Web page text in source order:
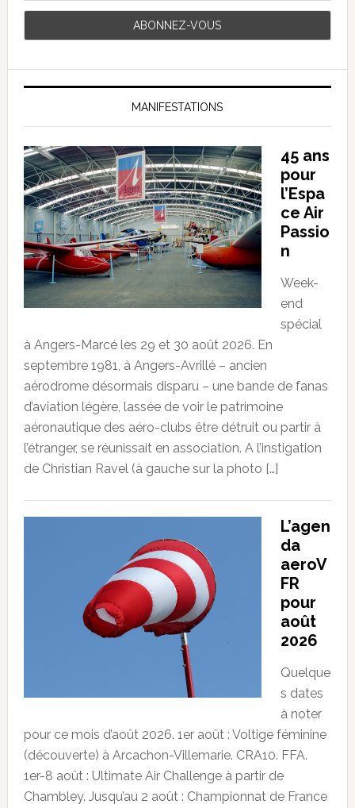
MANIFESTATIONS
45 ans
pour
l’Espa
ce Air
Passio
n
Week-
end
spécial
à Angers-Marcé les 29 et 30 août 2026. En
septembre 1981, à Angers-Avrillé – ancien
aérodrome désormais disparu – une bande de fanas
d’aviation légère, lassée de voir le patrimoine
aéronautique des aéro-clubs être détruit ou partir à
l’étranger, se réunissait en association. A l’instigation
de Christian Ravel (à gauche sur la photo […]
L’agen
da
aeroV
FR
pour
août
2026
Quelque
s dates
à noter
pour ce mois d’août 2026. 1er août : Voltige féminine
(découverte) à Arcachon-Villemarie. CRA10. FFA.
1er-8 août : Ultimate Air Challenge à partir de
Chambley. Jusqu’au 2 août : Championnat de France